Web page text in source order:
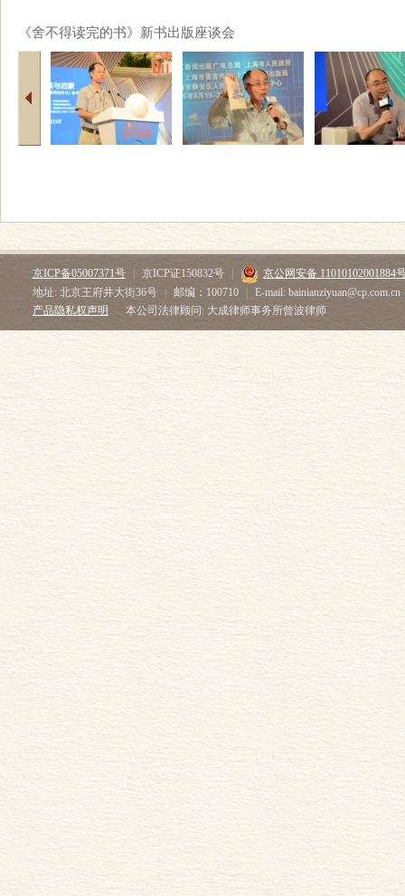
《舍不得读完的书》新书出版座谈会
京ICP备05007371号 京ICP证150832号
京公网安备 11010102001884
地址: 北京王府井大街36号
邮编：100710
E-mail: bainianziyuan@cp.com.cn
产品隐私权声明
本公司法律顾问: 大成律师事务所曾波律师